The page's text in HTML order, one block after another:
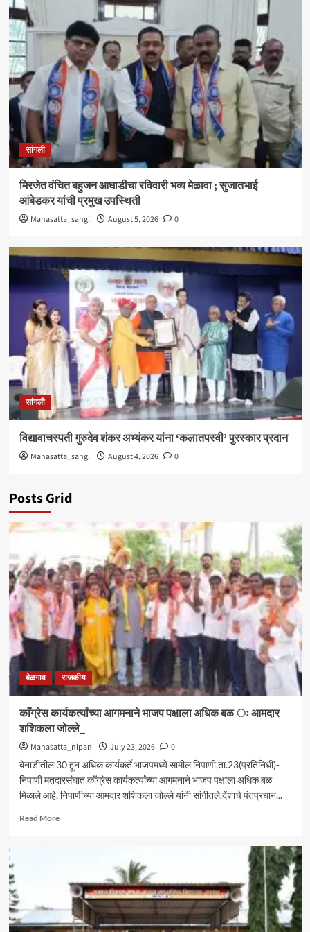
सांगली
मिरजेत वंचित बहुजन आघाडीचा रविवारी भव्य मेळावा ; सुजातभाई
आंबेडकर यांची प्रमुख उपस्थिती
Mahasatta_sangli August 5, 2026 0
सांगली
विद्यावाचस्पती गुरुदेव शंकर अभ्यंकर यांना ‘कलातपस्वी’ पुरस्कार प्रदान
Mahasatta_sangli August 4, 2026 0
Posts Grid
बेळगाव राजकीय
काँग्रेस कार्यकर्त्यांच्या आगमनाने भाजप पक्षाला अधिक बळ ः आमदार
शशिकला जोल्ले_
Mahasatta_nipani July 23, 2026
0
बेनाडीतील 30 हून अधिक कार्यकर्ते भाजपमध्ये सामील निपाणी,ता.23(प्रतिनिधी)-
निपाणी मतदारसंघात काँग्रेस कार्यकर्त्यांच्या आगमनाने भाजप पक्षाला अधिक बळ
मिळाले आहे. निपाणीच्या आमदार शशिकला जोल्ले यांनी सांगीतले.देंशाचे पंतप्रधान...
Read MoreRead
आगमनाने
भाजप
पक्षाला
अधिक